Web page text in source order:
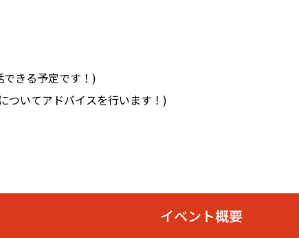
きる予定です！)
いてアドバイスを行います！)
イベント概要